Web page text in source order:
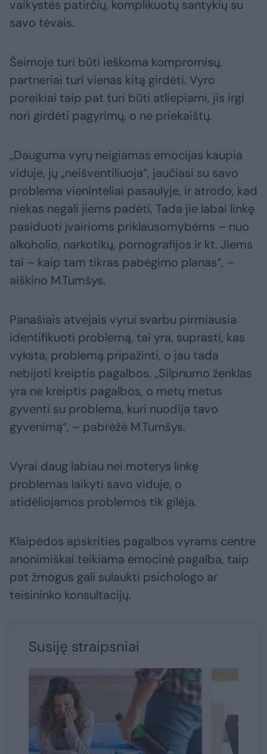
vaikystės patirčių, komplikuotų santykių su
savo tėvais.
Šeimoje turi būti ieškoma kompromisų,
partneriai turi vienas kitą girdėti. Vyro
poreikiai taip pat turi būti atliepiami, jis irgi
nori girdėti pagyrimų, o ne priekaištų.
„Dauguma vyrų neigiamas emocijas kaupia
viduje, jų „neišventiliuoja“, jaučiasi su savo
problema vieninteliai pasaulyje, ir atrodo, kad
niekas negali jiems padėti. Tada jie labai linkę
pasiduoti įvairioms priklausomybėms – nuo
alkoholio, narkotikų, pornografijos ir kt. Jiems
tai – kaip tam tikras pabėgimo planas“, –
aiškino M.Tumšys.
Panašiais atvejais vyrui svarbu pirmiausia
identifikuoti problemą, tai yra, suprasti, kas
vyksta, problemą pripažinti, o jau tada
nebijoti kreiptis pagalbos. „Silpnumo ženklas
yra ne kreiptis pagalbos, o metų metus
gyventi su problema, kuri nuodija tavo
gyvenimą“, – pabrėžė M.Tumšys.
Vyrai daug labiau nei moterys linkę
problemas laikyti savo viduje, o
atidėliojamos problemos tik gilėja.
Klaipėdos apskrities pagalbos vyrams centre
anonimiškai teikiama emocinė pagalba, taip
pat žmogus gali sulaukti psichologo ar
teisininko konsultacijų.
Susiję straipsniai